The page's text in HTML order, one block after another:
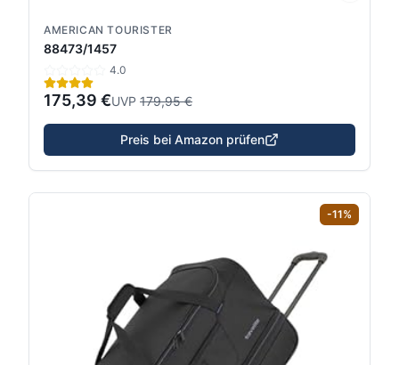
AMERICAN TOURISTER
88473/1457
4.0
175,39 €UVP 179,95 €
Preis bei Amazon prüfen
-11%